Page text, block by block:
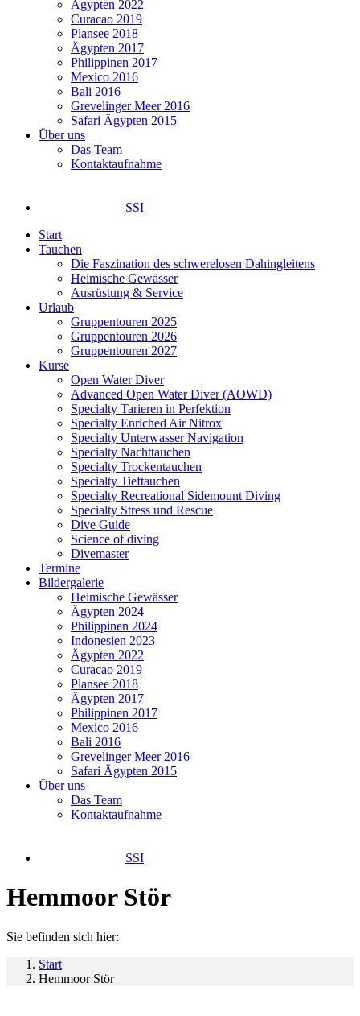
Ägypten 2022
Curacao 2019
Plansee 2018
Ägypten 2017
Philippinen 2017
Mexico 2016
Bali 2016
Grevelinger Meer 2016
Safari Ägypten 2015
Über uns
Das Team
Kontaktaufnahme
SSI
Start
Tauchen
Die Faszination des schwerelosen Dahingleitens
Heimische Gewässer
Ausrüstung & Service
Urlaub
Gruppentouren 2025
Gruppentouren 2026
Gruppentouren 2027
Kurse
Open Water Diver
Advanced Open Water Diver (AOWD)
Specialty Tarieren in Perfektion
Specialty Enriched Air Nitrox
Specialty Unterwasser Navigation
Specialty Nachttauchen
Specialty Trockentauchen
Specialty Tieftauchen
Specialty Recreational Sidemount Diving
Specialty Stress und Rescue
Dive Guide
Science of diving
Divemaster
Termine
Bildergalerie
Heimische Gewässer
Ägypten 2024
Philippinen 2024
Indonesien 2023
Ägypten 2022
Curacao 2019
Plansee 2018
Ägypten 2017
Philippinen 2017
Mexico 2016
Bali 2016
Grevelinger Meer 2016
Safari Ägypten 2015
Über uns
Das Team
Kontaktaufnahme
SSI
Hemmoor Stör
Sie befinden sich hier:
Start
Hemmoor Stör